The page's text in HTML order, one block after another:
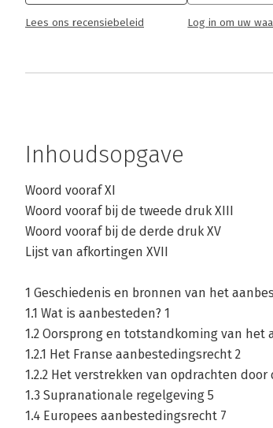
Lees ons recensiebeleid Log in om uw
Inhoudsopgave
Woord vooraf XI
Woord vooraf bij de tweede druk XIII
Woord vooraf bij de derde druk XV
Lijst van afkortingen XVII
1 Geschiedenis en bronnen van het
1.1 Wat is aanbesteden? 1
1.2 Oorsprong en totstandkoming van het
1.2.1 Het Franse aanbestedingsrecht 2
1.2.2 Het verstrekken van opdrachten
1.3 Supranationale regelgeving 5
1.4 Europees aanbestedingsrecht 7